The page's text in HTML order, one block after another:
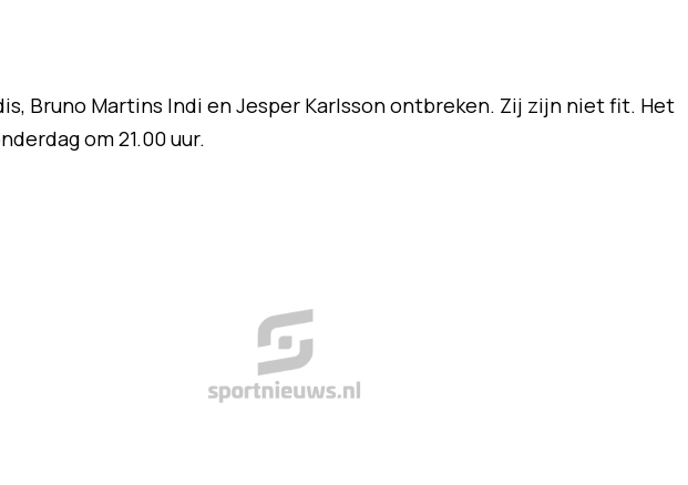
Bruno Martins Indi en Jesper Karlsson ontbreken. Zij zijn niet fit. Het
om 21.00 uur.